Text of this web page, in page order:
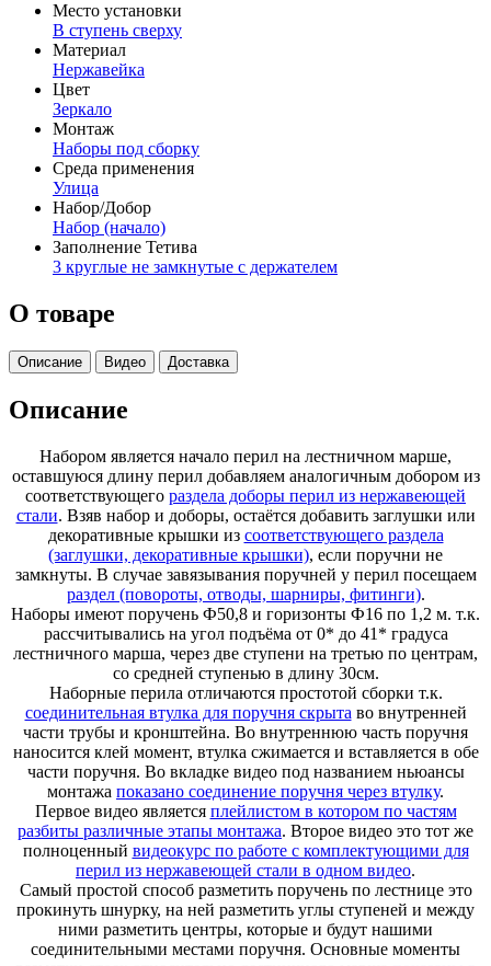
Место установки
В ступень сверху
Материал
Нержавейка
Цвет
Зеркало
Монтаж
Наборы под сборку
Среда применения
Улица
Набор/Добор
Набор (начало)
Заполнение Тетива
3 круглые не замкнутые с держателем
О товаре
Описание Видео Доставка
Описание
Набором является начало перил на лестничном марше,
оставшуюся длину перил добавляем аналогичным добором из
соответствующего раздела доборы перил из нержавеющей
стали. Взяв набор и доборы, остаётся добавить заглушки или
декоративные крышки из соответствующего раздела
(заглушки, декоративные крышки), если поручни не
замкнуты. В случае завязывания поручней у перил посещаем
раздел (повороты, отводы, шарниры, фитинги).
Наборы имеют поручень Ф50,8 и горизонты Ф16 по 1,2 м. т.к.
рассчитывались на угол подъёма от 0* до 41* градуса
лестничного марша, через две ступени на третью по центрам,
со средней ступенью в длину 30см.
Наборные перила отличаются простотой сборки т.к.
соединительная втулка для поручня скрыта во внутренней
части трубы и кронштейна. Во внутреннюю часть поручня
наносится клей момент, втулка сжимается и вставляется в обе
части поручня. Во вкладке видео под названием ньюансы
монтажа показано соединение поручня через втулку.
Первое видео является плейлистом в котором по частям
разбиты различные этапы монтажа. Второе видео это тот же
полноценный видеокурс по работе с комплектующими для
перил из нержавеющей стали в одном видео.
Самый простой способ разметить поручень по лестнице это
прокинуть шнурку, на ней разметить углы ступеней и между
ними разметить центры, которые и будут нашими
соединительными местами поручня. Основные моменты